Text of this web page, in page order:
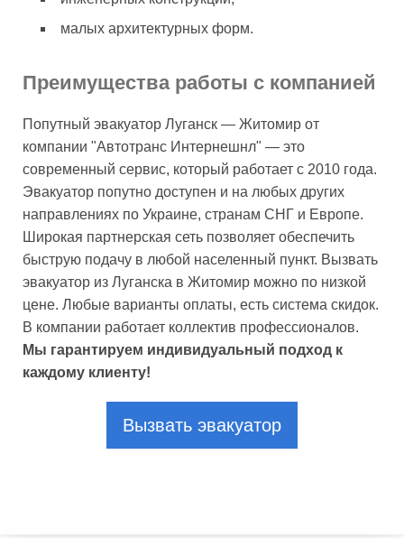
малых архитектурных форм.
Преимущества работы с компанией
Попутный эвакуатор Луганск — Житомир от
компании "Автотранс Интернешнл" — это
современный сервис, который работает с 2010 года.
Эвакуатор попутно доступен и на любых других
направлениях по Украине, странам СНГ и Европе.
Широкая партнерская сеть позволяет обеспечить
быструю подачу в любой населенный пункт. Вызвать
эвакуатор из Луганска в Житомир можно по низкой
цене. Любые варианты оплаты, есть система скидок.
В компании работает коллектив профессионалов.
Мы гарантируем индивидуальный подход к
каждому клиенту!
Вызвать эвакуатор